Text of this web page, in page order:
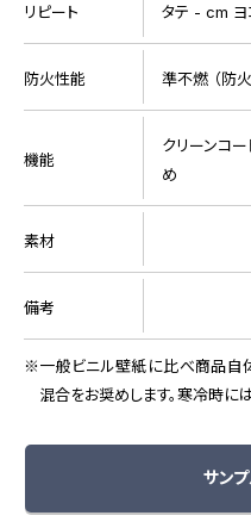
リピート タテ - cm
防火性能 準不燃 （防
機能
クリーンコ
め
素材
備考
一般ビニル壁紙に比べ商品自
混合をお奨めします。寒冷時に
サン